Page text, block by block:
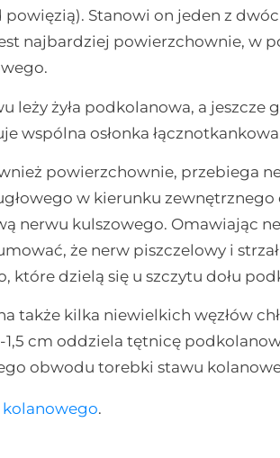
Stanowi on jeden z
najbardziej powierzchownie, w
leży żyła podkolanowa, a jeszcze
wspólna osłonka
powierzchownie, przebiega
w kierunku zewnętrznego
nerwu kulszowego. Omawiając
że nerw piszczelowy i
które dzielą się u szczytu dołu
także kilka niewielkich węzłów
1,5 cm oddziela tętnicę
obwodu torebki stawu
kolanowego.